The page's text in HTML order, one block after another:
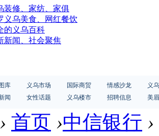
装修、家纺、家俱
义乌美食、网红餐饮
的义乌百科
新闻、社会聚焦
库 义乌市场 国际商贸 情感沙龙
义
闻 女性话题 义乌楼市 招聘信息 美
› 首页 ›中信银行 ›